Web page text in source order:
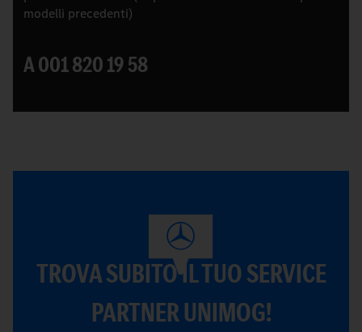
modelli precedenti)
A 001 820 19 58
TROVA SUBITO IL TUO SERVICE
PARTNER UNIMOG!